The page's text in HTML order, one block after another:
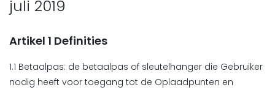
juli 2019
Artikel 1 Definities
1.1 Betaalpas: de betaalpas of sleutelhanger die Gebruiker
nodig heeft voor toegang tot de Oplaadpunten en